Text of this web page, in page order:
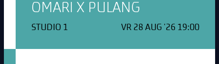
OMARI X PULANG
STUDIO 1 VR 28 AUG '26 19:00